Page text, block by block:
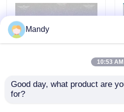
খবর
মামলা
বই সেলাই মেশিনের জন্য মুলার
Mandy
10:53 AM
Good day, what product are
for?